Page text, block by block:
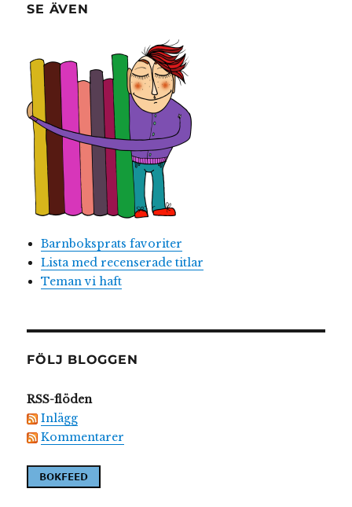
SE ÄVEN
Barnboksprats favoriter
Lista med recenserade titlar
Teman vi haft
FÖLJ BLOGGEN
RSS-flöden
Inlägg
Kommentarer